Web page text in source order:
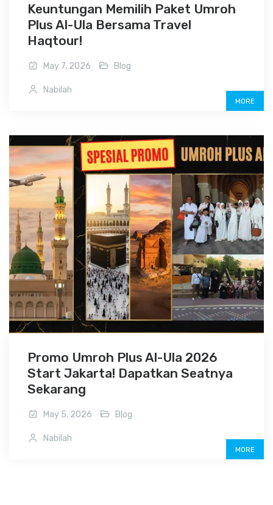
Keuntungan Memilih Paket Umroh
Plus Al-Ula Bersama Travel
Haqtour!
May 7, 2026 Blog
Nabilah
MORE
Promo Umroh Plus Al-Ula 2026
Start Jakarta! Dapatkan Seatnya
Sekarang
May 5, 2026 Blog
Nabilah
MORE